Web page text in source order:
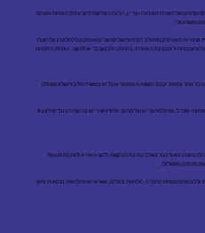
של תוכנית הפיתוח ועדיין, החברה נדרשת להציג לכל הפחות הוכחת
משמעותי.
לעיתים חברות ומיזמים עושות שינוי מה שנקרא בשפה המקצועית - PIVOT, שינוי זה הוא חלק מתהליך הפיתוח של המוצר והוא מקובל לחלוטין על רשות
מתחילים מנקודה אחרת, בהחלט יתכן שכבר יש למוצר הוכחת היתכנות
עובד אחד ומספר קבלני משנה או מספר עובדים במשרה חלקית שלא משולם
- מנכ"ל, מנהל מחקר ועובד מחקר ולהדגיש כי יש בכוונת העובדים לעבוד
חשוב מאוד כבר בשלב כתיבת הבקשה, להציג את יכולות המימון של
המימון המשלים.
לבוא מהכנסות החברה, הלוואת בעלים, אשראי או כהלוואה בנקאית וחוץ